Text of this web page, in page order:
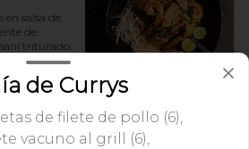
en salsa de
de
triturado.
de Currys
de filete de pollo (6),
vacuno al grill (6),